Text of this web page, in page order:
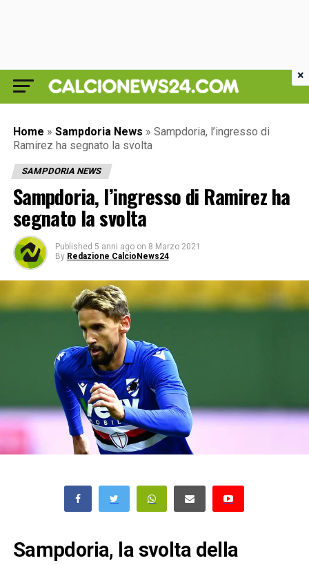
Home » Sampdoria News » Sampdoria, l’ingresso di
Ramirez ha segnato la svolta
SAMPDORIA NEWS
Sampdoria, l’ingresso di Ramirez ha
segnato la svolta
Published 5 anni ago on 8 Marzo 2021
By Redazione CalcioNews24
Sampdoria, la svolta della
×